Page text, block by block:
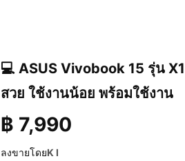
💻 ASUS Vivobook 15 รุ่น
สวย ใช้งานน้อย พร้อมใช้งาน
฿ 7,990
ลงขายโดยK I